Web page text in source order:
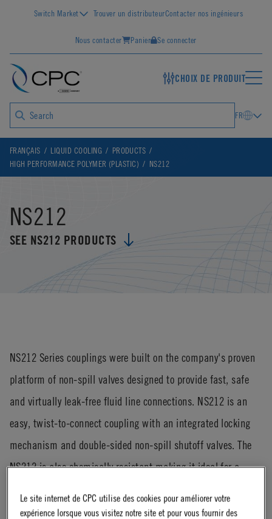
Switch Market Trouver un distributeurContacter nos ingénieurs
Nous contacter Panier Se connecter
CHOIX DE PRODUIT
FR
FRANÇAIS LIQUID COOLING
PRODUCTS
HIGH PERFORMANCE POLYMER (PLASTIC)
NS212
NS212
SEE NS212 PRODUCTS
NS212 Series couplings were built on the company's proven
platform of non-spill valves designed to provide fast, safe
and virtually leak-free fluid line connections. NS212 is an
easy, twist-to-connect coupling with an integrated locking
mechanism and double-sided non-spill shutoff valves. The
NS212 is also chemically resistant making it ideal for a
Le site internet de CPC utilise des cookies pour améliorer votre
expérience lorsque vous visitez notre site et pour vous fournir des